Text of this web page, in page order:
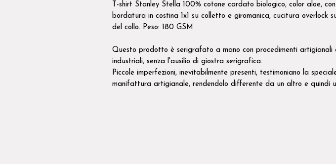
T-shirt Stanley Stella 100% cotone cardato biologico, color aloe, con
bordatura in costina 1x1 su colletto e giromanica, cucitura overlock
del collo. Peso: 180 GSM
Questo prodotto è serigrafato a mano con procedimenti artigianali
industriali, senza l'ausilio di giostra serigrafica.
Piccole imperfezioni, inevitabilmente presenti, testimoniano la
manifattura artigianale, rendendolo differente da un altro e quindi